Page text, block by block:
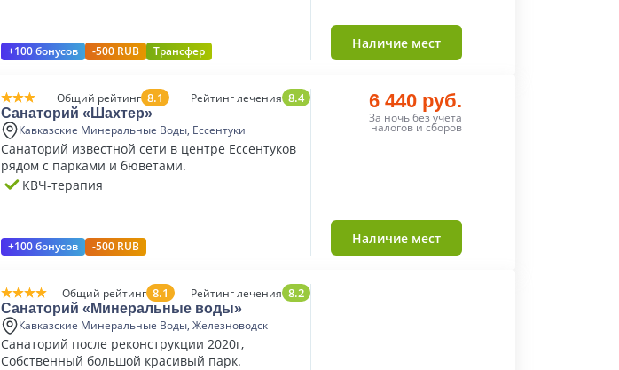
+100 бонусов -500 RUB Трансфер Наличие мест
Общий рейтинг 8.1 Рейтинг лечения 8.4
Санаторий «Шахтер»
Кавказские Минеральные Воды, Ессентуки
Санаторий известной сети в центре Ессентуков
рядом с парками и бюветами.
КВЧ-терапия
+100 бонусов -500 RUB
6 440 руб.
За ночь без учета
налогов и сборов
Наличие мест
Общий рейтинг 8.1 Рейтинг лечения 8.2
Санаторий «Минеральные воды»
Кавказские Минеральные Воды, Железноводск
Санаторий после реконструкции 2020г,
Собственный большой красивый парк.